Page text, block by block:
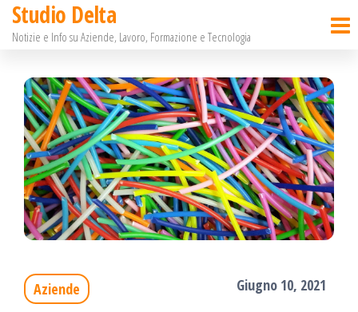
Salta
contenuto
Studio Delta
Notizie e Info su Aziende, Lavoro, Formazione e Tecnologia
Aziende Giugno 10, 2021